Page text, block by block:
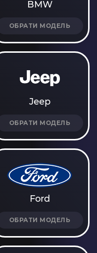
BMW
ОБРАТИ МОДЕЛЬ
Jeep
ОБРАТИ МОДЕЛЬ
Ford
ОБРАТИ МОДЕЛЬ